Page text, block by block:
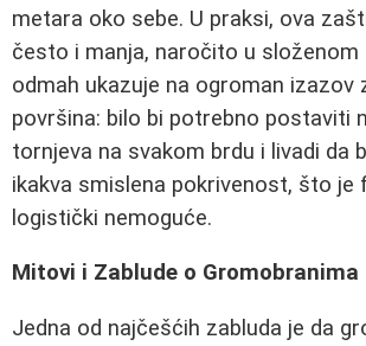
metara oko sebe. U praksi, ova
često i manja, naročito u složenom
odmah ukazuje na ogroman izazov
površina: bilo bi potrebno postaviti
tornjeva na svakom brdu i livadi da
ikakva smislena pokrivenost, što je
logistički nemoguće.
Mitovi i Zablude o Gromobranima
Jedna od najčešćih zabluda je da